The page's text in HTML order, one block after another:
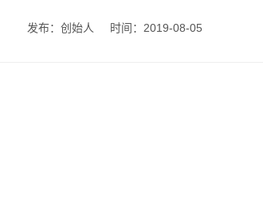
发布：创始人 时间：2019-08-05